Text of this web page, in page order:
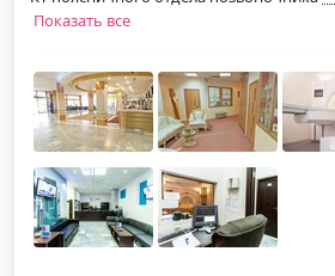
Показать все